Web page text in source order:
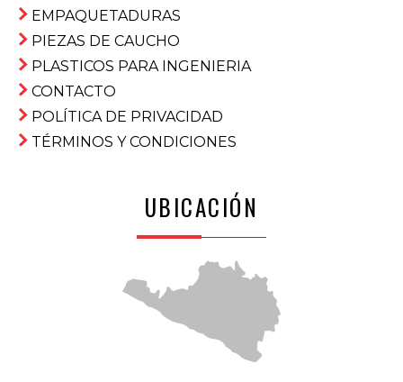
EMPAQUETADURAS
PIEZAS DE CAUCHO
PLASTICOS PARA INGENIERIA
CONTACTO
POLÍTICA DE PRIVACIDAD
TÉRMINOS Y CONDICIONES
UBICACIÓN